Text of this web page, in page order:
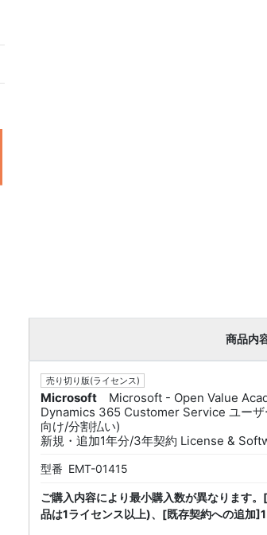
商品内
売り切り版(ライセンス)
Microsoft
Microsoft - Open Value
Dynamics 365 Customer Service ユー
向け/分割払い)
新規・追加1年分/3年契約 License &
型番 EMT-01415
ご購入内容により最小購入数が異なります
品は1ライセンス以上)、[既存契約への追加